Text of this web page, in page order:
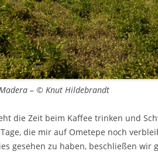
– © Knut Hildebrandt
die Zeit beim Kaffee trinken und
die mir auf Ometepe noch
gesehen zu haben, beschließen wir